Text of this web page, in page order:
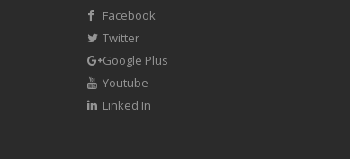
Facebook
Twitter
Google Plus
Youtube
Linked In